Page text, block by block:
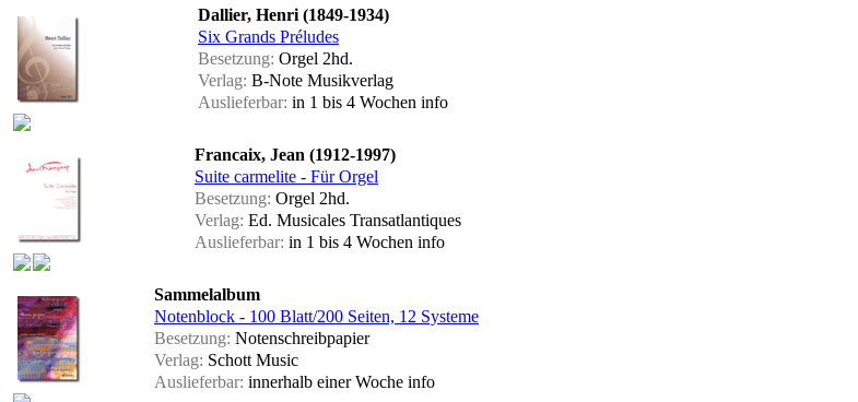
Dallier, Henri (1849-1934)
Six Grands Préludes
Besetzung: Orgel 2hd.
Verlag: B-Note Musikverlag
Auslieferbar: in 1 bis 4 Wochen info
Francaix, Jean (1912-1997)
Suite carmelite - Für Orgel
Besetzung: Orgel 2hd.
Verlag: Ed. Musicales Transatlantiques
Auslieferbar: in 1 bis 4 Wochen info
Sammelalbum
Notenblock - 100 Blatt/200 Seiten, 12 Systeme
Besetzung: Notenschreibpapier
Verlag: Schott Music
Auslieferbar: innerhalb einer Woche info